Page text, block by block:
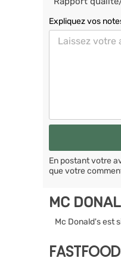
Expliquez vos
En postant votre
que votre
MC
Mc Donald's est